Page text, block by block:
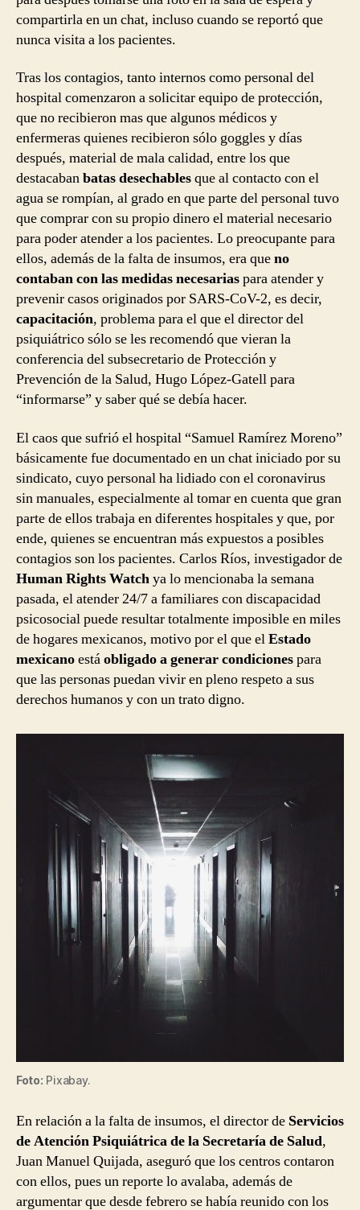
compartirla en un chat, incluso cuando se reportó que
nunca visita a los pacientes.
Tras los contagios, tanto internos como personal del
hospital comenzaron a solicitar equipo de protección,
que no recibieron mas que algunos médicos y
enfermeras quienes recibieron sólo goggles y días
después, material de mala calidad, entre los que
destacabanbatas desechablesque al contacto con el
agua se rompían, al grado en que parte del personal tuvo
que comprar con su propio dinero el material necesario
para poder atender a los pacientes. Lo preocupante para
ellos, además de la falta de insumos, era queno
contaban con las medidas necesariaspara atender y
prevenir casos originados por SARS-CoV-2, es decir,
capacitación, problema para el que el director del
psiquiátrico sólo se les recomendó que vieran la
conferencia del subsecretario de Protección y
Prevención de la Salud, Hugo López-Gatell para
“informarse” y saber qué se debía hacer.
El caos que sufrió el hospital “Samuel Ramírez Moreno”
básicamente fue documentado en un chat iniciado por su
sindicato, cuyo personal ha lidiado con el coronavirus
sin manuales, especialmente al tomar en cuenta que gran
parte de ellos trabaja en diferentes hospitales y que, por
ende, quienes se encuentran más expuestos a posibles
contagios son los pacientes. Carlos Ríos, investigador de
Human Rights Watchya lo mencionaba la semana
pasada, el atender 24/7 a familiares con discapacidad
psicosocial puede resultar totalmente imposible en miles
de hogares mexicanos, motivo por el que elEstado
mexicanoestáobligado a generar condicionespara
que las personas puedan vivir en pleno respeto a sus
derechos humanos y con un trato digno.
Foto: Pixabay.
En relación a la falta de insumos, el director de Servicios
de Atención Psiquiátrica de la Secretaría de Salud,
Juan Manuel Quijada, aseguró que los centros contaron
con ellos, pues un reporte lo avalaba, además de
argumentar que desde febrero se había reunido con los